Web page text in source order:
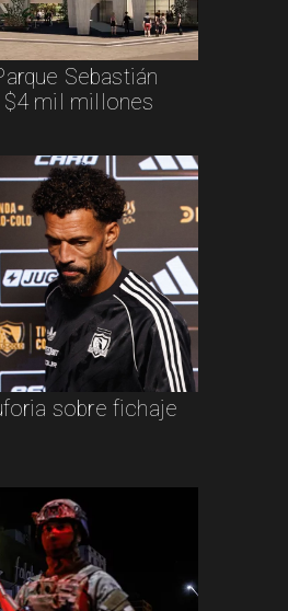
Sebastián
$4 mil millones
sobre fichaje